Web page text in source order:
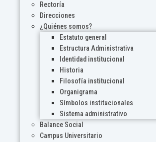
Rectoría
Direcciones
¿Quiénes somos?
Estatuto general
Estructura Administrativa
Identidad institucional
Historia
Filosofía institucional
Organigrama
Símbolos institucionales
Sistema administrativo
Balance Social
Campus Universitario